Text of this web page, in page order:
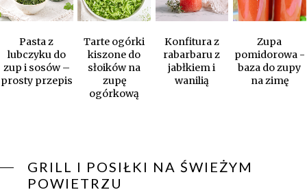
Pasta z
lubczyku do
zup i sosów –
prosty przepis
Tarte ogórki
kiszone do
słoików na
zupę
ogórkową
Konfitura z
rabarbaru z
jabłkiem i
wanilią
Zupa
pomidorowa -
baza do zupy
na zimę
GRILL I POSIŁKI NA ŚWIEŻYM
POWIETRZU